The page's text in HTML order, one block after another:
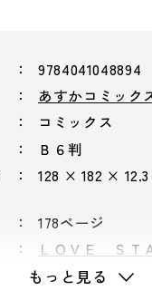
9784041048894
あすかコミック
コミックス
Ｂ６判
128 × 182 × 12.3
178ページ
ＬＯＶＥ ＳＴ
もっと見る